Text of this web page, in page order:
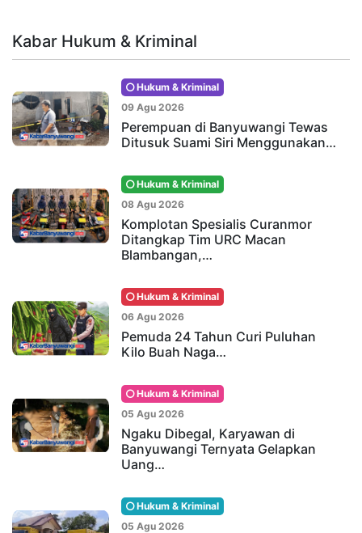
Kabar Hukum & Kriminal
Hukum & Kriminal
09 Agu 2026
Perempuan di Banyuwangi Tewas
Ditusuk Suami Siri Menggunakan…
Hukum & Kriminal
08 Agu 2026
Komplotan Spesialis Curanmor
Ditangkap Tim URC Macan
Blambangan,…
Hukum & Kriminal
06 Agu 2026
Pemuda 24 Tahun Curi Puluhan
Kilo Buah Naga…
Hukum & Kriminal
05 Agu 2026
Ngaku Dibegal, Karyawan di
Banyuwangi Ternyata Gelapkan
Uang…
Hukum & Kriminal
05 Agu 2026